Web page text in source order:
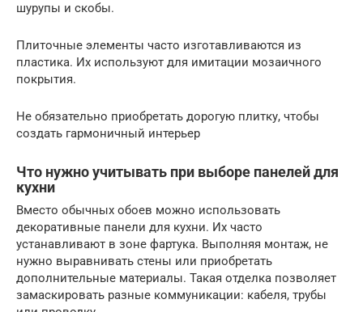
шурупы и скобы.
Плиточные элементы часто изготавливаются из
пластика. Их используют для имитации мозаичного
покрытия.
Не обязательно приобретать дорогую плитку, чтобы
создать гармоничный интерьер
Что нужно учитывать при выборе панелей для
кухни
Вместо обычных обоев можно использовать
декоративные панели для кухни. Их часто
устанавливают в зоне фартука. Выполняя монтаж, не
нужно выравнивать стены или приобретать
дополнительные материалы. Такая отделка позволяет
замаскировать разные коммуникации: кабеля, трубы